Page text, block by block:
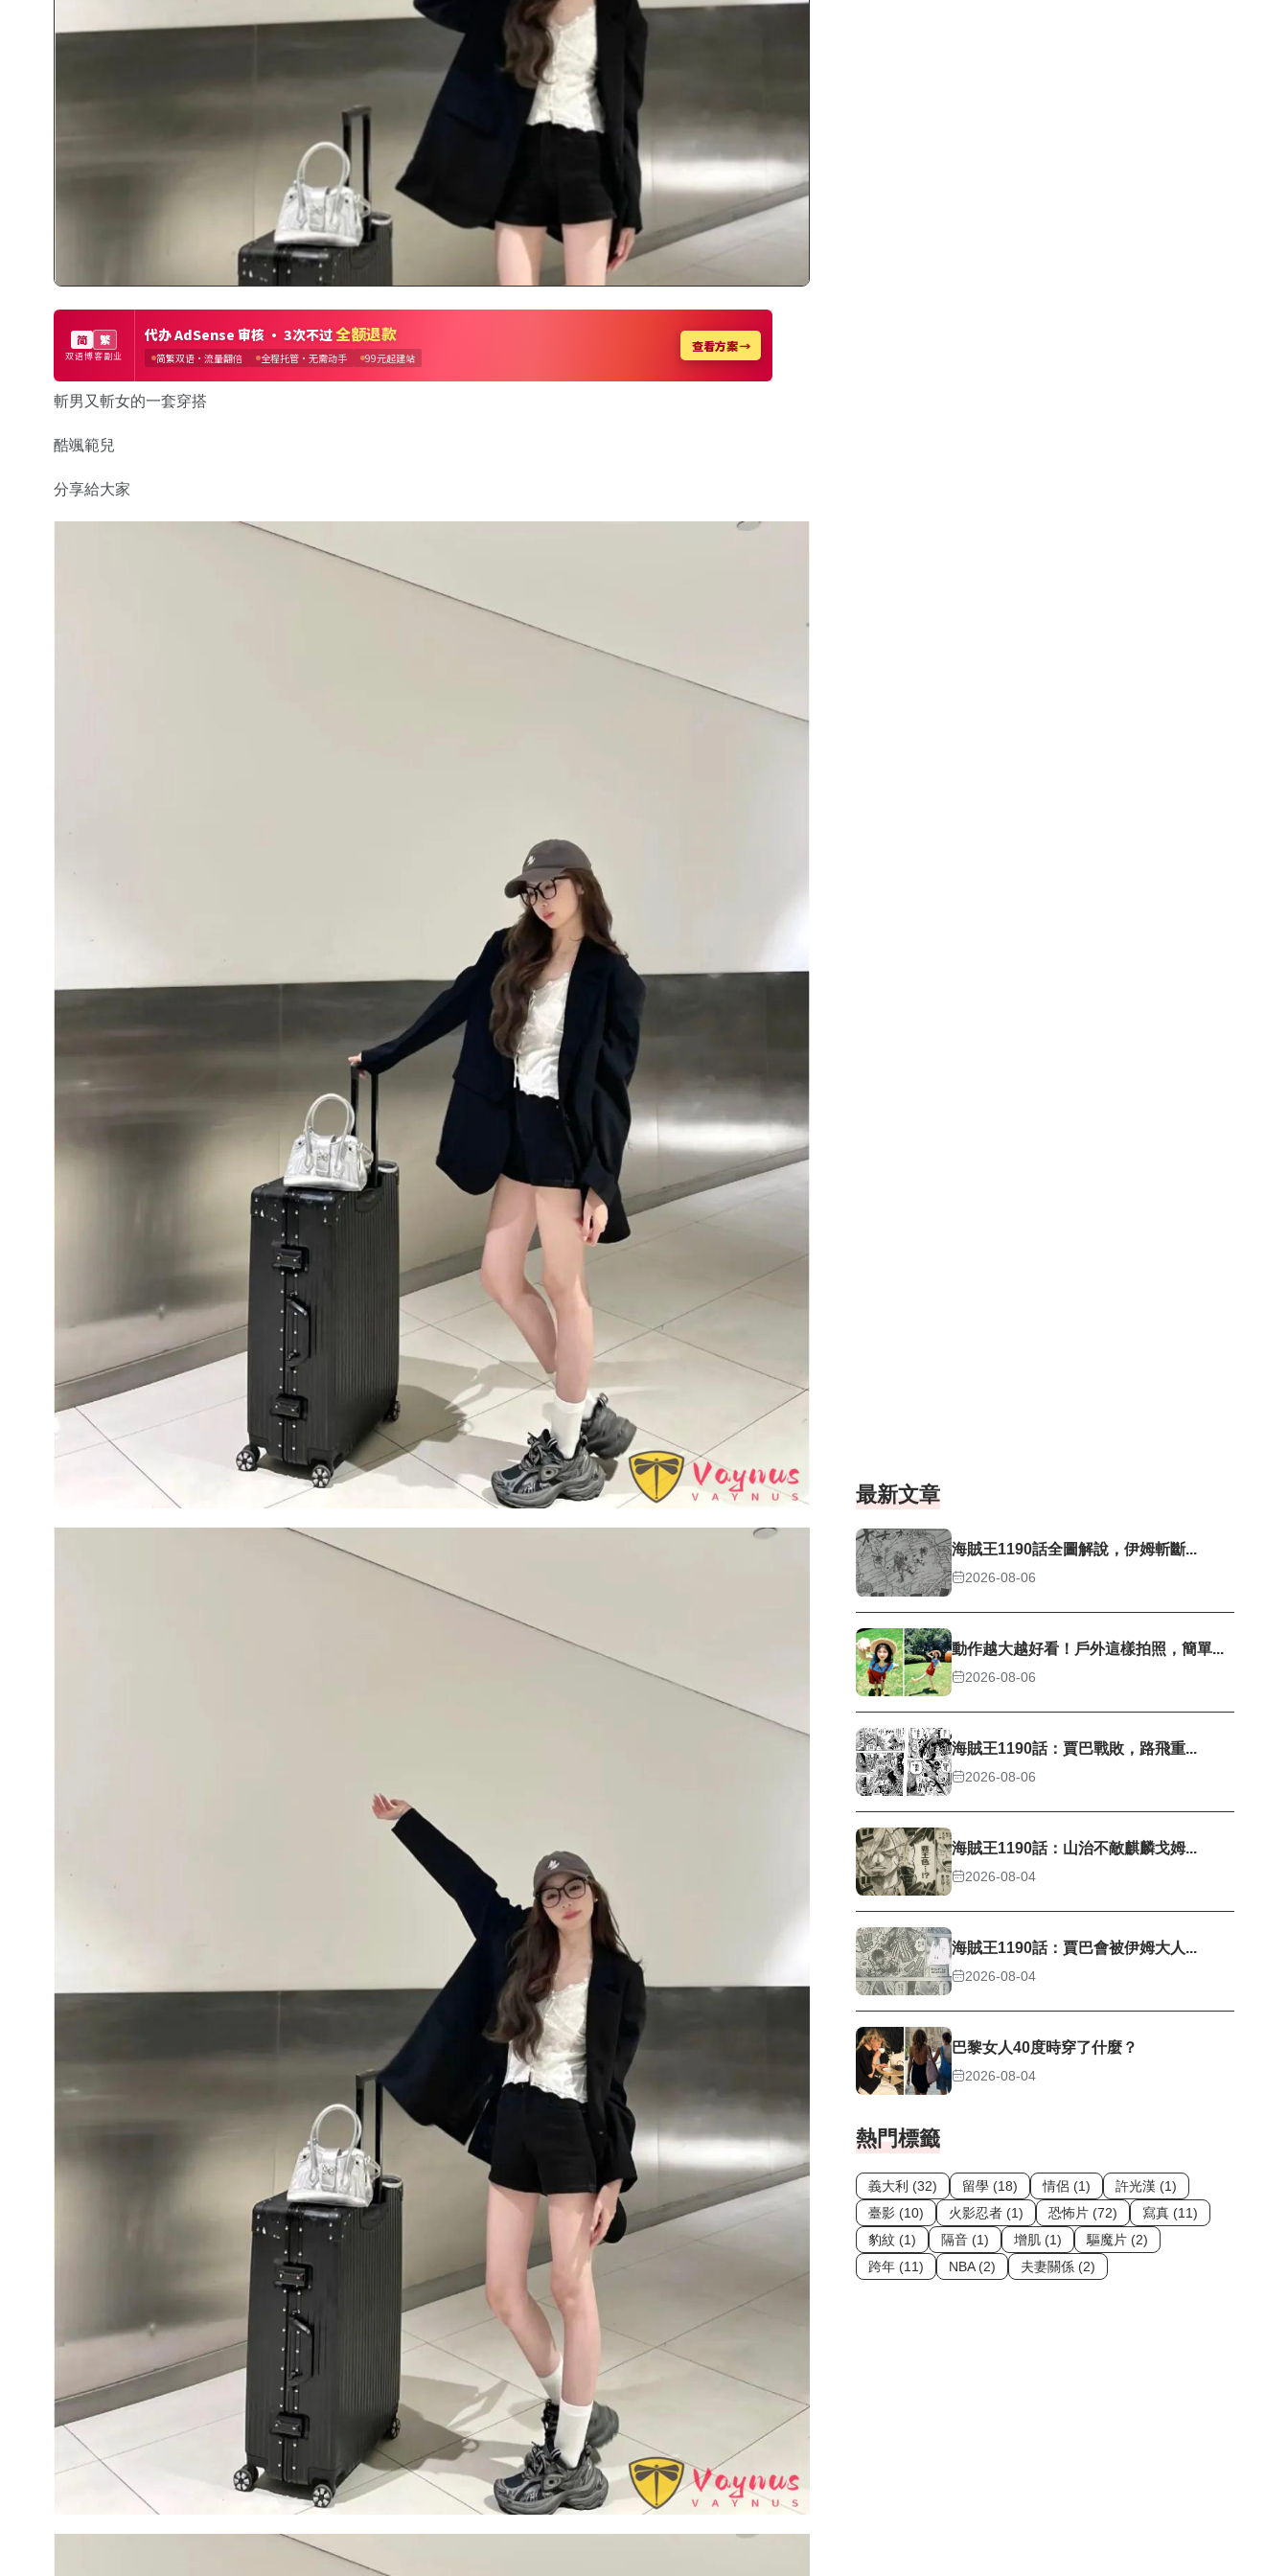
斬男又斬女的一套穿搭
酷颯範兒
分享給大家
最新文章
海賊王1190話全圖解說，伊姆斬斷...
2026-08-06
動作越大越好看！戶外這樣拍照，簡單...
2026-08-06
海賊王1190話：賈巴戰敗，路飛重...
2026-08-06
海賊王1190話：山治不敵麒麟戈姆...
2026-08-04
海賊王1190話：賈巴會被伊姆大人...
2026-08-04
巴黎女人40度時穿了什麼？
2026-08-04
熱門標籤
義大利 (32) 留學 (18) 情侶 (1)
許光漢 (1)
臺影 (10)
火影忍者 (1) 恐怖片 (72)
寫真 (11)
豹紋 (1)
隔音 (1) 增肌 (1)
驅魔片 (2)
跨年 (11)
NBA (2) 夫妻關係 (2)